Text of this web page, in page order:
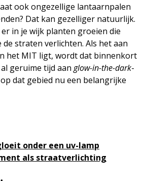
ook ongezellige lantaarnpalen
Dat kan gezelliger natuurlijk.
in je wijk planten groeien die
de straten verlichten. Als het aan
het MIT ligt, wordt dat binnenkort
geruime tijd aan glow-in-the-dark-
dat gebied nu een belangrijke
onder een uv-lamp
als straatverlichting